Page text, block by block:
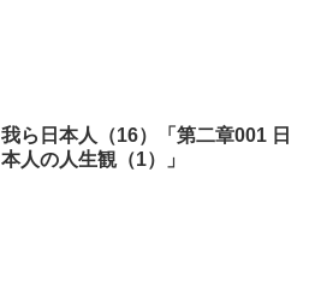
我ら日本人（16）「第二章001 日
本人の人生観（1）」